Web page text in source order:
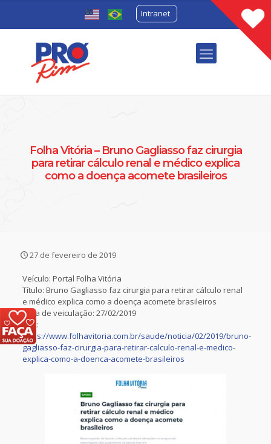
Intranet
Folha Vitória – Bruno Gagliasso faz cirurgia
para retirar cálculo renal e médico explica
como a doença acomete brasileiros
27 de fevereiro de 2019
Veículo: Portal Folha Vitória
Título: Bruno Gagliasso faz cirurgia para retirar cálculo renal
e médico explica como a doença acomete brasileiros
Data de veiculação: 27/02/2019
Link:
https://www.folhavitoria.com.br/saude/noticia/02/2019/bruno-
gagliasso-faz-cirurgia-para-retirar-calculo-renal-e-medico-
explica-como-a-doenca-acomete-brasileiros